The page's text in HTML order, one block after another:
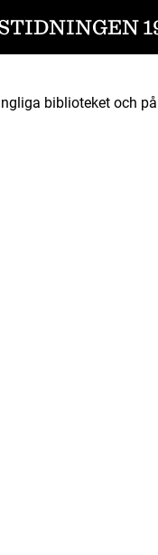
biblioteket och